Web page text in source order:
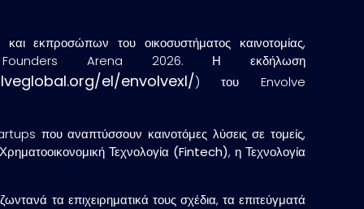
εκπροσώπων του οικοσυστήματος καινοτομίας,
Founders Arena 2026. Η εκδήλωση
el/envolvexl/) του Envolve
που αναπτύσσουν καινοτόμες λύσεις σε τομείς,
Χρηματοοικονομική Τεχνολογία (Fintech), ηΤεχνολογία
τα επιχειρηματικά τους σχέδια, τα επιτεύγματά